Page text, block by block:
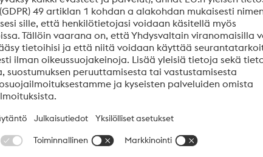
Kuumakuluminen